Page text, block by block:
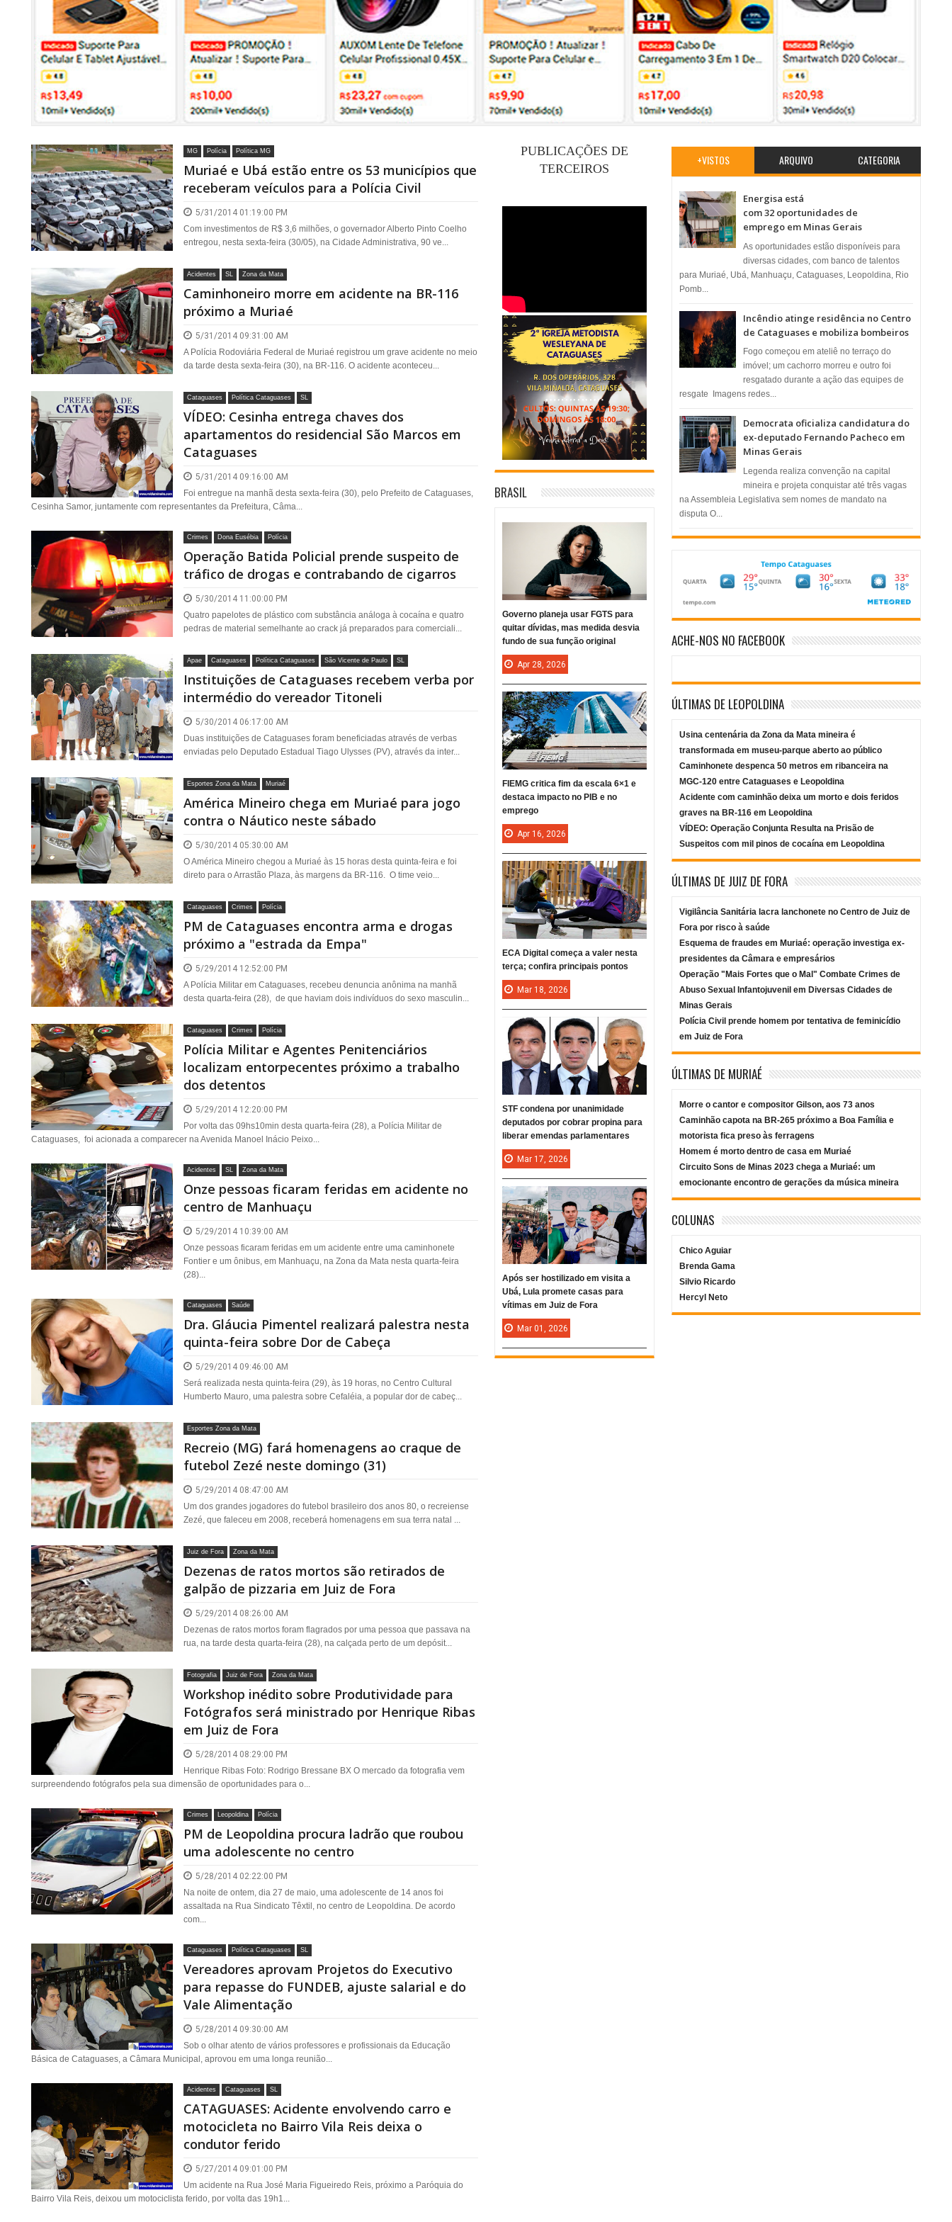
MG Polícia Política MG
Muriaé e Ubá estão entre os 53 municípios que
receberam veículos para a Polícia Civil
5/31/2014 01:19:00 PM
Com investimentos de R$ 3,6 milhões, o governador Alberto Pinto Coelho
entregou, nesta sexta-feira (30/05), na Cidade Administrativa, 90 ve...
Acidentes SL Zona da Mata
Caminhoneiro morre em acidente na BR-116
próximo a Muriaé
5/31/2014 09:31:00 AM
A Polícia Rodoviária Federal de Muriaé registrou um grave acidente no meio
da tarde desta sexta-feira (30), na BR-116. O acidente aconteceu...
Cataguases Política Cataguases SL
VÍDEO: Cesinha entrega chaves dos
apartamentos do residencial São Marcos em
Cataguases
5/31/2014 09:16:00 AM
Foi entregue na manhã desta sexta-feira (30), pelo Prefeito de Cataguases,
Cesinha Samor, juntamente com representantes da Prefeitura, Câma...
Crimes Dona Eusébia Polícia
Operação Batida Policial prende suspeito de
tráfico de drogas e contrabando de cigarros
5/30/2014 11:00:00 PM
Quatro papelotes de plástico com substância análoga à cocaína e quatro
pedras de material semelhante ao crack já preparados para comerciali...
Apae Cataguases Política Cataguases São Vicente de Paulo SL
Instituições de Cataguases recebem verba por
intermédio do vereador Titoneli
5/30/2014 06:17:00 AM
Duas instituições de Cataguases foram beneficiadas através de verbas
enviadas pelo Deputado Estadual Tiago Ulysses (PV), através da inter...
Esportes Zona da Mata Muriaé
América Mineiro chega em Muriaé para jogo
contra o Náutico neste sábado
5/30/2014 05:30:00 AM
O América Mineiro chegou a Muriaé às 15 horas desta quinta-feira e foi
direto para o Arrastão Plaza, às margens da BR-116. O time veio...
Cataguases Crimes Polícia
PM de Cataguases encontra arma e drogas
próximo a "estrada da Empa"
5/29/2014 12:52:00 PM
A Polícia Militar em Cataguases, recebeu denuncia anônima na manhã
desta quarta-feira (28), de que haviam dois indivíduos do sexo masculin...
Cataguases Crimes Polícia
Polícia Militar e Agentes Penitenciários
localizam entorpecentes próximo a trabalho
dos detentos
5/29/2014 12:20:00 PM
Por volta das 09hs10min desta quarta-feira (28), a Polícia Militar de
Cataguases, foi acionada a comparecer na Avenida Manoel Inácio Peixo...
Acidentes SL Zona da Mata
Onze pessoas ficaram feridas em acidente no
centro de Manhuaçu
5/29/2014 10:39:00 AM
Onze pessoas ficaram feridas em um acidente entre uma caminhonete
Fontier e um ônibus, em Manhuaçu, na Zona da Mata nesta quarta-feira
(28)...
Cataguases Saúde
Dra. Gláucia Pimentel realizará palestra nesta
quinta-feira sobre Dor de Cabeça
5/29/2014 09:46:00 AM
Será realizada nesta quinta-feira (29), às 19 horas, no Centro Cultural
Humberto Mauro, uma palestra sobre Cefaléia, a popular dor de cabeç...
Esportes Zona da Mata
Recreio (MG) fará homenagens ao craque de
futebol Zezé neste domingo (31)
5/29/2014 08:47:00 AM
Um dos grandes jogadores do futebol brasileiro dos anos 80, o recreiense
Zezé, que faleceu em 2008, receberá homenagens em sua terra natal ...
Juiz de Fora Zona da Mata
Dezenas de ratos mortos são retirados de
galpão de pizzaria em Juiz de Fora
5/29/2014 08:26:00 AM
Dezenas de ratos mortos foram flagrados por uma pessoa que passava na
rua, na tarde desta quarta-feira (28), na calçada perto de um depósit...
Fotografia Juiz de Fora Zona da Mata
Workshop inédito sobre Produtividade para
Fotógrafos será ministrado por Henrique Ribas
em Juiz de Fora
5/28/2014 08:29:00 PM
Henrique Ribas Foto: Rodrigo Bressane BX O mercado da fotografia vem
surpreendendo fotógrafos pela sua dimensão de oportunidades para o...
Crimes Leopoldina Polícia
PM de Leopoldina procura ladrão que roubou
uma adolescente no centro
5/28/2014 02:22:00 PM
Na noite de ontem, dia 27 de maio, uma adolescente de 14 anos foi
assaltada na Rua Sindicato Têxtil, no centro de Leopoldina. De acordo
com...
Cataguases Política Cataguases SL
Vereadores aprovam Projetos do Executivo
para repasse do FUNDEB, ajuste salarial e do
Vale Alimentação
5/28/2014 09:30:00 AM
Sob o olhar atento de vários professores e profissionais da Educação
Básica de Cataguases, a Câmara Municipal, aprovou em uma longa reunião...
Acidentes Cataguases SL
CATAGUASES: Acidente envolvendo carro e
motocicleta no Bairro Vila Reis deixa o
condutor ferido
5/27/2014 09:01:00 PM
Um acidente na Rua José Maria Figueiredo Reis, próximo a Paróquia do
Bairro Vila Reis, deixou um motociclista ferido, por volta das 19h1...
+VISTOS ARQUIVO CATEGORIA
Energisa está
com 32 oportunidades de
emprego em Minas Gerais
As oportunidades estão disponíveis para
diversas cidades, com banco de talentos
para Muriaé, Ubá, Manhuaçu, Cataguases, Leopoldina, Rio
Pomb...
Incêndio atinge residência no Centro
de Cataguases e mobiliza bombeiros
​Fogo começou em ateliê no terraço do
imóvel; um cachorro morreu e outro foi
resgatado durante a ação das equipes de
resgate ​ Imagens redes...
Democrata oficializa candidatura do
ex-deputado Fernando Pacheco em
Minas Gerais
Legenda realiza convenção na capital
mineira e projeta conquistar até três vagas
na Assembleia Legislativa sem nomes de mandato na
disputa O...
ACHE-NOS NO FACEBOOK
ÚLTIMAS DE LEOPOLDINA
Usina centenária da Zona da Mata mineira é
transformada em museu-parque aberto ao público
Caminhonete despenca 50 metros em ribanceira na
MGC-120 entre Cataguases e Leopoldina
Acidente com caminhão deixa um morto e dois feridos
graves na BR-116 em Leopoldina
VÍDEO: Operação Conjunta Resulta na Prisão de
Suspeitos com mil pinos de cocaína em Leopoldina
ÚLTIMAS DE JUIZ DE FORA
Vigilância Sanitária lacra lanchonete no Centro de Juiz de
Fora por risco à saúde
Esquema de fraudes em Muriaé: operação investiga ex-
presidentes da Câmara e empresários
Operação "Mais Fortes que o Mal" Combate Crimes de
Abuso Sexual Infantojuvenil em Diversas Cidades de
Minas Gerais
Polícia Civil prende homem por tentativa de feminicídio
em Juiz de Fora
ÚLTIMAS DE MURIAÉ
Morre o cantor e compositor Gilson, aos 73 anos
Caminhão capota na BR-265 próximo a Boa Família e
motorista fica preso às ferragens
Homem é morto dentro de casa em Muriaé
Circuito Sons de Minas 2023 chega a Muriaé: um
emocionante encontro de gerações da música mineira
COLUNAS
Chico Aguiar
Brenda Gama
Silvio Ricardo
Hercyl Neto
PUBLICAÇÕES DE
TERCEIROS
BRASIL
Governo planeja usar FGTS para
quitar dívidas, mas medida desvia
fundo de sua função original
Apr 28, 2026
FIEMG critica fim da escala 6×1 e
destaca impacto no PIB e no
emprego
Apr 16, 2026
ECA Digital começa a valer nesta
terça; confira principais pontos
Mar 18, 2026
STF condena por unanimidade
deputados por cobrar propina para
liberar emendas parlamentares
Mar 17, 2026
Após ser hostilizado em visita a
Ubá, Lula promete casas para
vítimas em Juiz de Fora
Mar 01, 2026